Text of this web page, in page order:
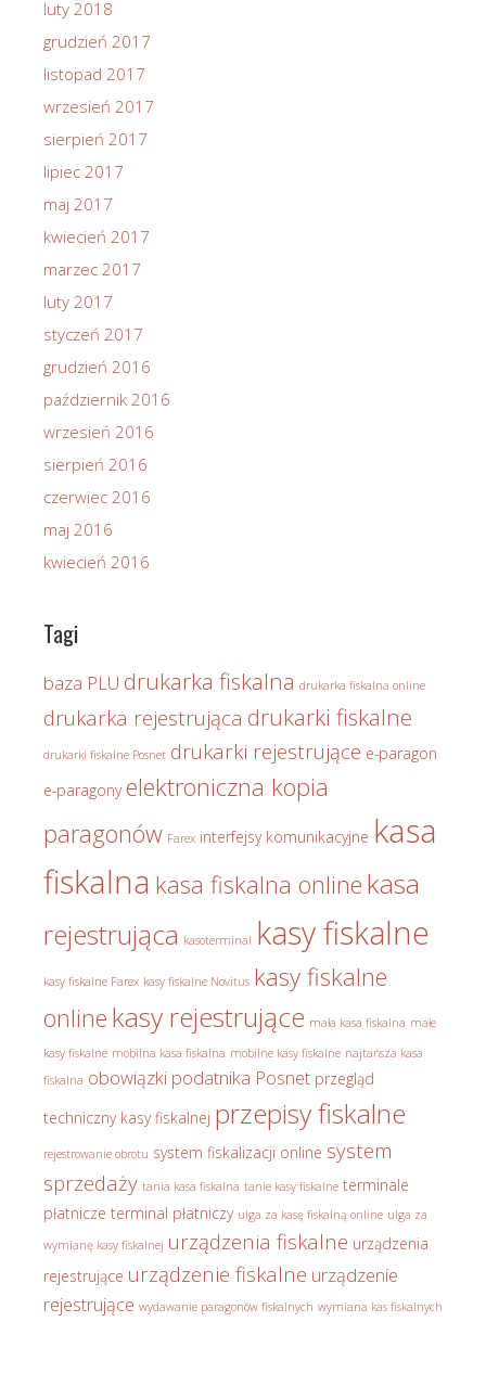
luty 2018
grudzień 2017
listopad 2017
wrzesień 2017
sierpień 2017
lipiec 2017
maj 2017
kwiecień 2017
marzec 2017
luty 2017
styczeń 2017
grudzień 2016
październik 2016
wrzesień 2016
sierpień 2016
czerwiec 2016
maj 2016
kwiecień 2016
Tagi
baza PLU drukarka fiskalna drukarka fiskalna online
drukarka rejestrująca drukarki fiskalne
drukarki fiskalne Posnet drukarki rejestrujące e-paragon
e-paragony elektroniczna kopia
paragonów Farex interfejsy komunikacyjne kasa
fiskalna kasa fiskalna online kasa
rejestrująca kasoterminal kasy fiskalne
kasy fiskalne Farex kasy fiskalne Novitus kasy fiskalne
online kasy rejestrujące mała kasa fiskalna małe
kasy fiskalne mobilna kasa fiskalna mobilne kasy fiskalne najtańsza kasa
fiskalna obowiązki podatnika Posnet przegląd
techniczny kasy fiskalnej przepisy fiskalne
rejestrowanie obrotu system fiskalizacji online system
sprzedaży tania kasa fiskalna tanie kasy fiskalne terminale
płatnicze terminal płatniczy ulga za kasę fiskalną online ulga za
wymianę kasy fiskalnej urządzenia fiskalne urządzenia
rejestrujące urządzenie fiskalne urządzenie
rejestrujące wydawanie paragonów fiskalnych wymiana kas fiskalnych